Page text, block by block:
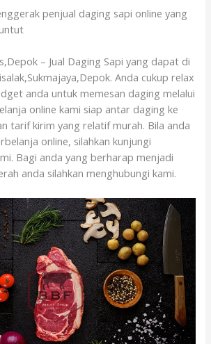
penjual daging sapi online yang
– Jual Daging Sapi yang dapat di
Anda cukup relax
anda untuk memesan daging melalui
online kami siap antar daging ke
tarif kirim yang relatif murah. Bila anda
online, silahkan kunjungi
Bagi anda yang berharap menjadi
anda silahkan menghubungi kami.